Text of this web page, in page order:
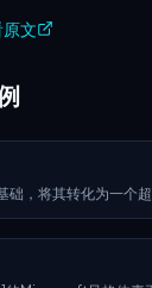
文
础，将其转化为一个
立的瓷雕塑处理，具